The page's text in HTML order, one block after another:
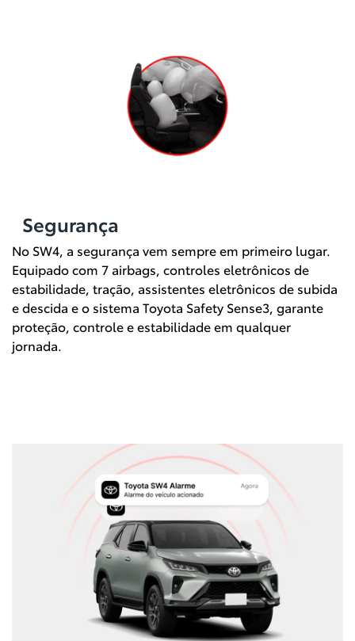
Segurança
No SW4, a segurança vem sempre em primeiro lugar.
Equipado com 7 airbags, controles eletrônicos de
estabilidade, tração, assistentes eletrônicos de subida
e descida e o sistema Toyota Safety Sense3, garante
proteção, controle e estabilidade em qualquer
jornada.